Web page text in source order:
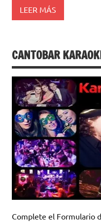
LEER MÁS
CANTOBAR
Complete el Formulario